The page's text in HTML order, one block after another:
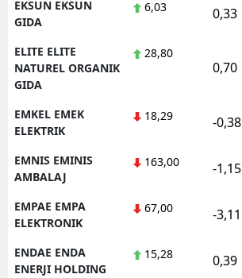
EKSUN EKSUN
GIDA
6,03 0,33
ELITE ELITE
NATUREL ORGANIK
GIDA
28,80
0,70
EMKEL EMEK
ELEKTRIK
18,29 -0,38
EMNIS EMINIS
AMBALAJ
163,00 -1,15
EMPAE EMPA
ELEKTRONIK
67,00 -3,11
ENDAE ENDA
ENERJI HOLDING
15,28 0,39